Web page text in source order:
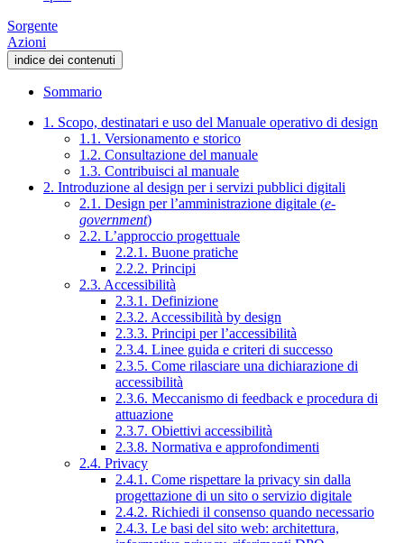
Sorgente
Azioni
indice dei contenuti
Sommario
1. Scopo, destinatari e uso del Manuale operativo di design
1.1. Versionamento e storico
1.2. Consultazione del manuale
1.3. Contribuisci al manuale
2. Introduzione al design per i servizi pubblici digitali
2.1. Design per l’amministrazione digitale (e-
government)
2.2. L’approccio progettuale
2.2.1. Buone pratiche
2.2.2. Principi
2.3. Accessibilità
2.3.1. Definizione
2.3.2. Accessibilità by design
2.3.3. Principi per l’accessibilità
2.3.4. Linee guida e criteri di successo
2.3.5. Come rilasciare una dichiarazione di
accessibilità
2.3.6. Meccanismo di feedback e procedura di
attuazione
2.3.7. Obiettivi accessibilità
2.3.8. Normativa e approfondimenti
2.4. Privacy
2.4.1. Come rispettare la privacy sin dalla
progettazione di un sito o servizio digitale
2.4.2. Richiedi il consenso quando necessario
2.4.3. Le basi del sito web: architettura,